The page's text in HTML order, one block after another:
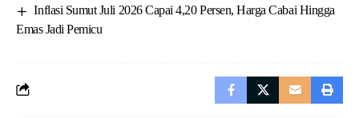
Inflasi Sumut Juli 2026 Capai 4,20 Persen, Harga Cabai Hingga
Emas Jadi Pemicu